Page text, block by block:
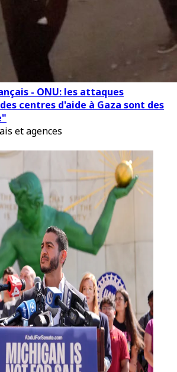
- ONU: les attaques
centres d'aide à Gaza sont des
et agences